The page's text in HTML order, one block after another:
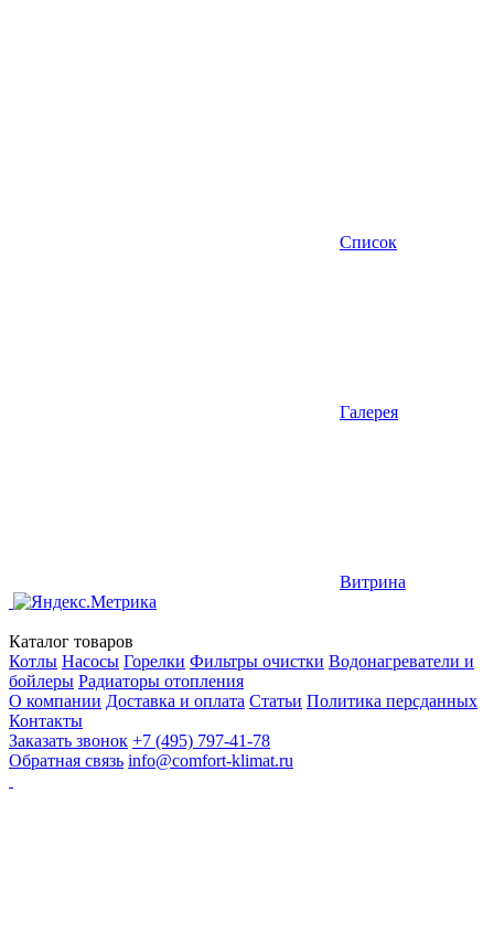
Список
Галерея
Витрина
Каталог товаров
Котлы Насосы Горелки Фильтры очистки Водонагреватели и
бойлеры Радиаторы отопления
О компании Доставка и оплата Статьи Политика персданных
Контакты
Заказать звонок +7 (495) 797-41-78
Обратная связь info@comfort-klimat.ru